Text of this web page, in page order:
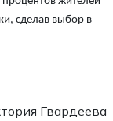
сделав выбор в
Гвардеева